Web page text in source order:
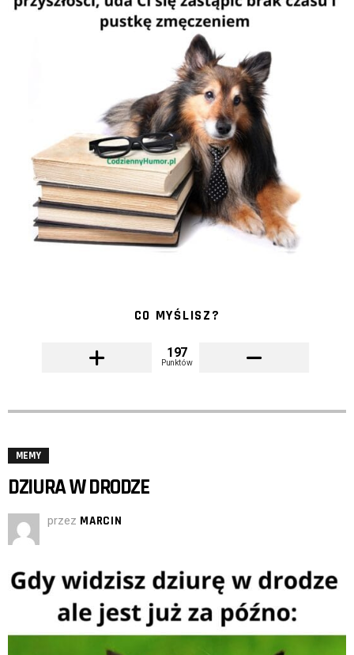
CO MYŚLISZ?
197
Punktów
MEMY
DZIURA W DRODZE
przez MARCIN